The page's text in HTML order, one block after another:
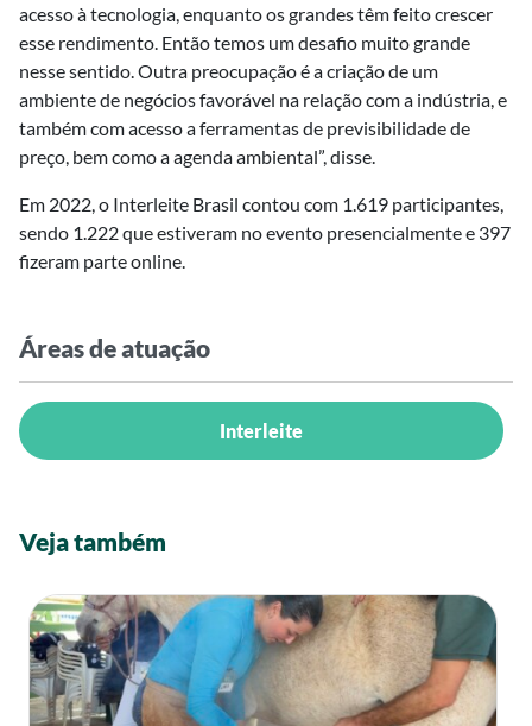
acesso à tecnologia, enquanto os grandes têm feito crescer
esse rendimento. Então temos um desafio muito grande
nesse sentido. Outra preocupação é a criação de um
ambiente de negócios favorável na relação com a indústria, e
também com acesso a ferramentas de previsibilidade de
preço, bem como a agenda ambiental”, disse.
Em 2022, o Interleite Brasil contou com 1.619 participantes,
sendo 1.222 que estiveram no evento presencialmente e 397
fizeram parte online.
Áreas de atuação
Interleite
Veja também